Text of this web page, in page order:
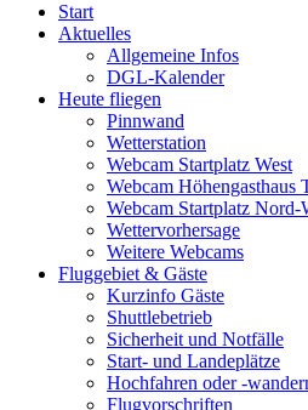
Start
Aktuelles
Allgemeine Infos
DGL-Kalender
Heute fliegen
Pinnwand
Wetterstation
Webcam Startplatz West
Webcam Höhengasthaus
Webcam Startplatz Nord-
Wettervorhersage
Weitere Webcams
Fluggebiet & Gäste
Kurzinfo Gäste
Shuttlebetrieb
Sicherheit und Notfälle
Start- und Landeplätze
Hochfahren oder -
Flugvorschriften